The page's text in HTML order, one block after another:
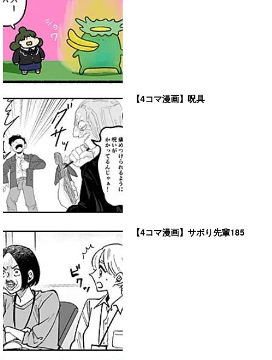
【4コマ漫画】呪具
【4コマ漫画】サボり先輩185